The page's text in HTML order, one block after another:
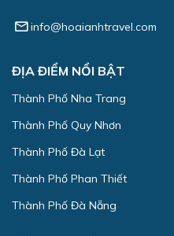
ĐỊA ĐIỂM NỔI BẬT
Thành Phố Nha Trang
Thành Phố Quy Nhơn
Thành Phố Đà Lạt
Thành Phố Phan Thiết
Thành Phố Đà Nẵng
info@hoaianhtravel.com